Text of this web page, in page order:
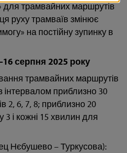
для трамвайних маршрутів
руху трамваїв змінює
на постійну зупинку в
серпня 2025 року
трамвайних маршрутів
інтервалом приблизно 30
2, 6, 7, 8; приблизно 20
і кожні 15 хвилин для
Нєбушево – Туркусова):